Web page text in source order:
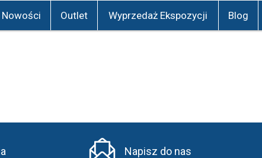
Nowości Outlet Wyprzedaż Ekspozycji Blog
Napisz do nas